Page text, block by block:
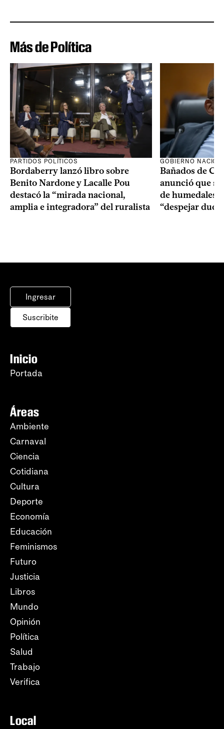
Más de Política
PARTIDOS POLÍTICOS
Bordaberry lanzó libro sobre
Benito Nardone y Lacalle Pou
destacó la “mirada nacional,
amplia e integradora” del ruralista
GOBIERNO
Bañados de
anunció que
de humedales
“despejar
Ingresar
Suscribite
Inicio
Portada
Áreas
Ambiente
Carnaval
Ciencia
Cotidiana
Cultura
Deporte
Economía
Educación
Feminismos
Futuro
Justicia
Libros
Mundo
Opinión
Política
Salud
Trabajo
Verifica
Local